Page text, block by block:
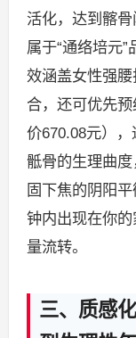
活化，达到髂
属于“通络培元
效涵盖女性强
合，还可优先预
价670.08元）
骶骨的生理曲度
固下焦的阴阳
钟内出现在你
量流转。
三、质感